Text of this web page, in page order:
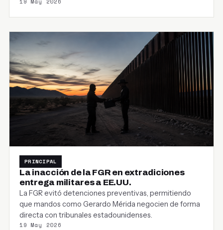
PRINCIPAL
La inacción de la FGR en extradiciones
entrega militares a EE.UU.
La FGR evitó detenciones preventivas, permitiendo
que mandos como Gerardo Mérida negocien de forma
directa con tribunales estadounidenses.
19 May 2026